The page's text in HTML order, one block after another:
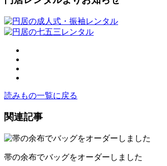
読みもの一覧に戻る
関連記事
帯の余布でバッグをオーダーしました